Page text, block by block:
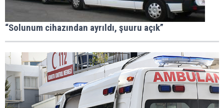
“Solunum cihazından ayrıldı, şuuru açık”